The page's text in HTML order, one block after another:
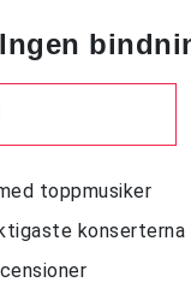
toppmusiker
konserterna